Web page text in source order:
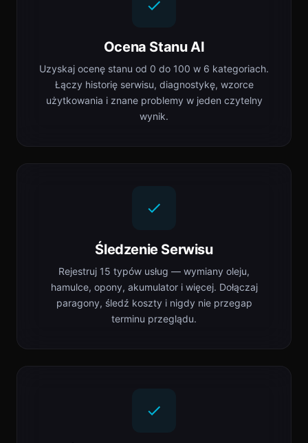
Ocena Stanu AI
Uzyskaj ocenę stanu od 0 do 100 w 6 kategoriach.
Łączy historię serwisu, diagnostykę, wzorce
użytkowania i znane problemy w jeden czytelny
wynik.
Śledzenie Serwisu
Rejestruj 15 typów usług — wymiany oleju,
hamulce, opony, akumulator i więcej. Dołączaj
paragony, śledź koszty i nigdy nie przegap
terminu przeglądu.